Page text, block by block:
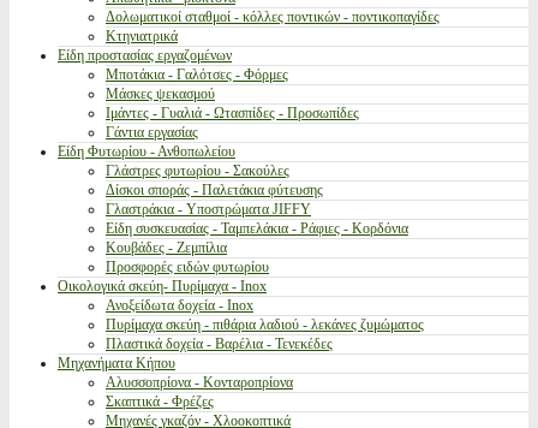
Δολωματικοί σταθμοί - κόλλες ποντικών - ποντικοπαγίδες
Κτηνιατρικά
Είδη προστασίας εργαζομένων
Μποτάκια - Γαλότσες - Φόρμες
Μάσκες ψεκασμού
Ιμάντες - Γυαλιά - Ωτασπίδες - Προσωπίδες
Γάντια εργασίας
Είδη Φυτωρίου - Ανθοπωλείου
Γλάστρες φυτωρίου - Σακούλες
Δίσκοι σποράς - Παλετάκια φύτευσης
Γλαστράκια - Υποστρώματα JIFFY
Είδη συσκευασίας - Ταμπελάκια - Ράφιες - Κορδόνια
Κουβάδες - Ζεμπίλια
Προσφορές ειδών φυτωρίου
Οικολογικά σκεύη- Πυρίμαχα - Inox
Ανοξείδωτα δοχεία - Inox
Πυρίμαχα σκεύη - πιθάρια λαδιού - λεκάνες ζυμώματος
Πλαστικά δοχεία - Βαρέλια - Τενεκέδες
Μηχανήματα Κήπου
Αλυσσοπρίονα - Κονταροπρίονα
Σκαπτικά - Φρέζες
Μηχανές γκαζόν - Χλοοκοπτικά